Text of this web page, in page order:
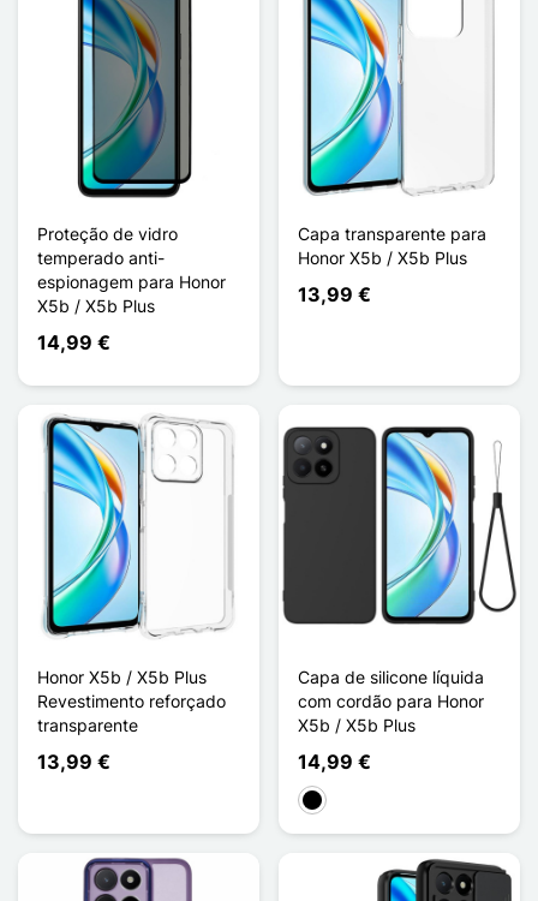
Proteção de vidro
temperado anti-
espionagem para Honor
X5b / X5b Plus
14,99 €
Capa transparente para
Honor X5b / X5b Plus
13,99 €
Honor X5b / X5b Plus
Revestimento reforçado
transparente
13,99 €
Capa de silicone líquida
com cordão para Honor
X5b / X5b Plus
14,99 €
Preto